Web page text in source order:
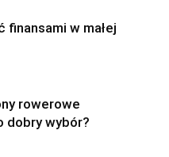
finansami w małej
rowerowe
dobry wybór?